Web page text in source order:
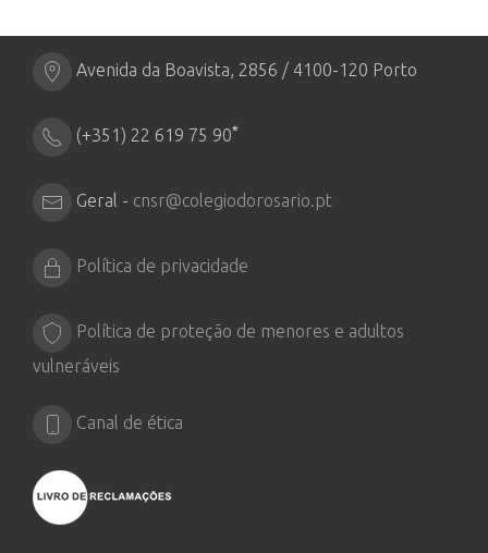
Avenida da Boavista, 2856 / 4100-120 Porto
(+351) 22 619 75 90*
Geral - cnsr@colegiodorosario.pt
Política de privacidade
Política de proteção de menores e adultos
vulneráveis
Canal de ética